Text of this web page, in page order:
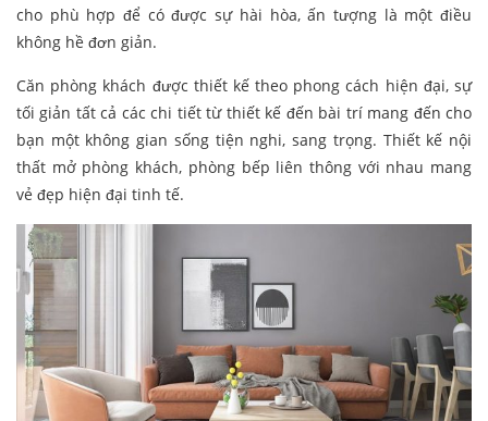
cho phù hợp để có được sự hài hòa, ấn tượng là một điều
không hề đơn giản.
Căn phòng khách được thiết kế theo phong cách hiện đại, sự
tối giản tất cả các chi tiết từ thiết kế đến bài trí mang đến cho
bạn một không gian sống tiện nghi, sang trọng. Thiết kế nội
thất mở phòng khách, phòng bếp liên thông với nhau mang
vẻ đẹp hiện đại tinh tế.